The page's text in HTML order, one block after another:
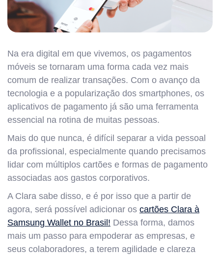
Na era digital em que vivemos, os pagamentos
móveis se tornaram uma forma cada vez mais
comum de realizar transações. Com o avanço da
tecnologia e a popularização dos smartphones, os
aplicativos de pagamento já são uma ferramenta
essencial na rotina de muitas pessoas.
Mais do que nunca, é difícil separar a vida pessoal
da profissional, especialmente quando precisamos
lidar com múltiplos cartões e formas de pagamento
associadas aos gastos corporativos.
A Clara sabe disso, e é por isso que a partir de
agora, será possível adicionar os cartões Clara à
Samsung Wallet no Brasil! Dessa forma, damos
mais um passo para empoderar as empresas, e
seus colaboradores, a terem agilidade e clareza